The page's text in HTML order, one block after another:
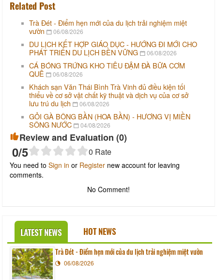
Related Post
Trà Đét - Điểm hẹn mới của du lịch trải nghiệm miệt
vườn
06/08/2026
DU LỊCH KẾT HỢP GIÁO DỤC - HƯỚNG ĐI MỚI CHO
PHÁT TRIỂN DU LỊCH BỀN VỮNG
06/08/2026
CÁ BÓNG TRỨNG KHO TIÊU ĐẬM ĐÀ BỮA CƠM
QUÊ
06/08/2026
Khách sạn Văn Thái Bình Trà Vinh đủ điều kiện tối
thiểu về cơ sở vật chất kỹ thuật và dịch vụ của cơ sở
lưu trú du lịch
06/08/2026
GỎI GÀ BÔNG BẦN (HOA BẦN) - HƯƠNG VỊ MIỀN
SÔNG NƯỚC
04/08/2026
Review and Evaluation (0)
0/5 0 Rate
You need to Sign in or Register new account for leaving
comments.
No Comment!
LATEST NEWS HOT NEWS
Trà Đét - Điểm hẹn mới của du lịch trải nghiệm miệt vườn
06/08/2026